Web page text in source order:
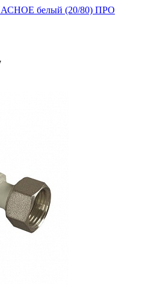
белый (20/80) ПРО